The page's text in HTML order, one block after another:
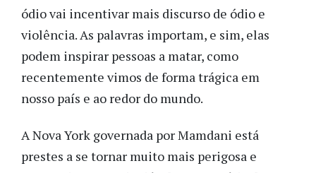
ódio vai incentivar mais discurso de ódio e
violência. As palavras importam, e sim, elas
podem inspirar pessoas a matar, como
recentemente vimos de forma trágica em
nosso país e ao redor do mundo.
A Nova York governada por Mamdani está
prestes a se tornar muito mais perigosa e